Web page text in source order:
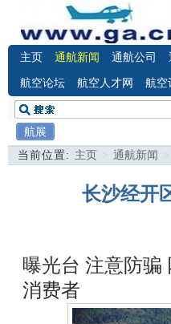
主页 通航新闻 通航公司
航空论坛 航空人才网 航空
航展
当前位置: 主页 > 通航新闻 >
长沙经开
曝光台 注意防骗
消费者